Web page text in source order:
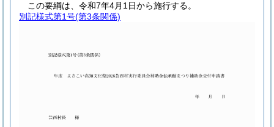
この要綱は、令和7年4月1日から施行する。
別記様式第1号(第3条関係)